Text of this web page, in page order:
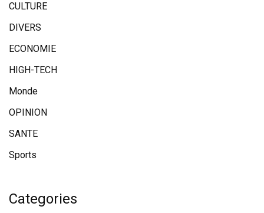
CULTURE
DIVERS
ECONOMIE
HIGH-TECH
Monde
OPINION
SANTE
Sports
Categories